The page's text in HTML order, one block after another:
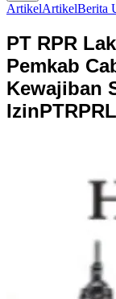
ArtikelArtikelBerita
PT RPR
Pemkab
Kewajiban
IzinPTRPRL